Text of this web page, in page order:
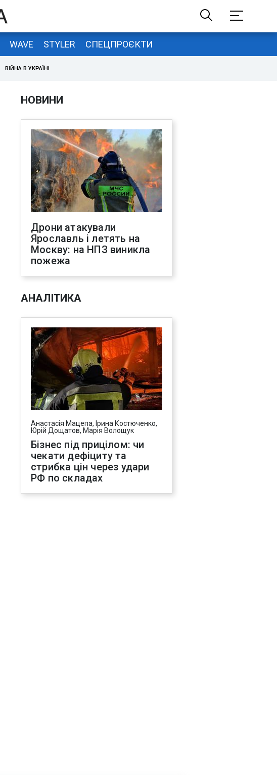
WAVE STYLER СПЕЦПРОЄКТИ
ВІЙНА В УКРАЇНІ
НОВИНИ
Дрони атакували
Ярославль і летять на
Москву: на НПЗ виникла
пожежа
АНАЛІТИКА
Анастасія Мацепа, Ірина Костюченко,
Юрій Дощатов, Марія Волощук
Бізнес під прицілом: чи
чекати дефіциту та
стрибка цін через удари
РФ по складах